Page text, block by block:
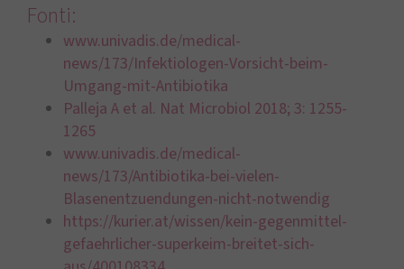
Fonti:
www.univadis.de/medical-
news/173/Infektiologen-Vorsicht-beim-
Umgang-mit-Antibiotika
Palleja A et al. Nat Microbiol 2018; 3: 1255-
1265
www.univadis.de/medical-
news/173/Antibiotika-bei-vielen-
Blasenentzuendungen-nicht-notwendig
https://kurier.at/wissen/kein-gegenmittel-
gefaehrlicher-superkeim-breitet-sich-